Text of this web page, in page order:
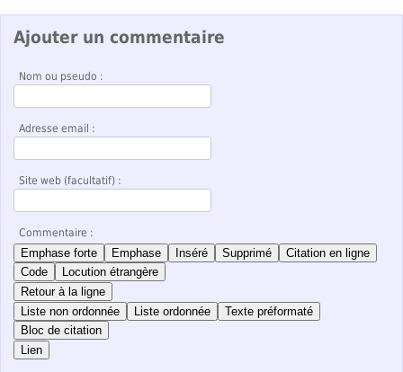
Ajouter un commentaire
Nom ou pseudo :
Adresse email :
Site web (facultatif) :
Commentaire :
Emphase forte Emphase Inséré Supprimé
Citation en ligne
Code
Locution étrangère
Retour à la ligne
Liste non ordonnée
Liste ordonnée
Texte préformaté
Bloc de citation
Lien